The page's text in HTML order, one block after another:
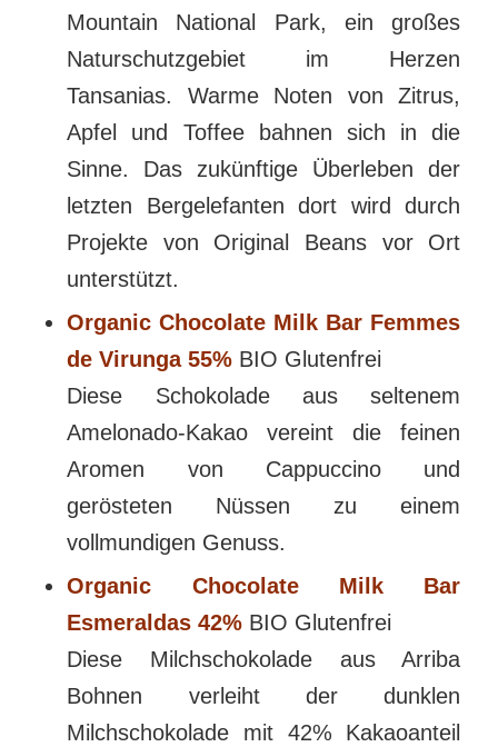
Mountain National Park, ein großes
Naturschutzgebiet im Herzen
Tansanias. Warme Noten von Zitrus,
Apfel und Toffee bahnen sich in die
Sinne. Das zukünftige Überleben der
letzten Bergelefanten dort wird durch
Projekte von Original Beans vor Ort
unterstützt.
Organic Chocolate Milk Bar Femmes
de Virunga 55% BIO Glutenfrei
Diese Schokolade aus seltenem
Amelonado-Kakao vereint die feinen
Aromen von Cappuccino und
gerösteten Nüssen zu einem
vollmundigen Genuss.
Organic Chocolate Milk Bar
Esmeraldas 42% BIO Glutenfrei
Diese Milchschokolade aus Arriba
Bohnen verleiht der dunklen
Milchschokolade mit 42% Kakaoanteil